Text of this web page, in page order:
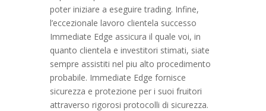
poter iniziare a eseguire trading. Infine,
l’eccezionale lavoro clientela successo
Immediate Edge assicura il quale voi, in
quanto clientela e investitori stimati, siate
sempre assistiti nel piu alto procedimento
probabile. Immediate Edge fornisce
sicurezza e protezione per i suoi fruitori
attraverso rigorosi protocolli di sicurezza.